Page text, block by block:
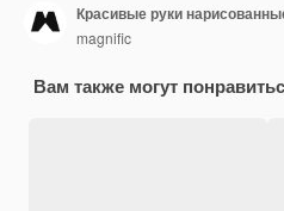
Красивые руки
magnific
Вам также могут